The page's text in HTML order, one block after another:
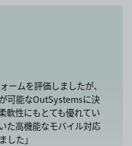
ームを評価しましたが、
可能なOutSystemsに決
軟性にもとても優れてい
た高機能なモバイル対応
した」